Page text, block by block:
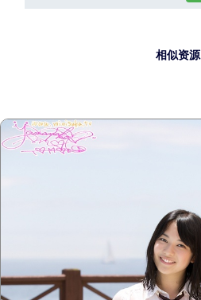
相似资源